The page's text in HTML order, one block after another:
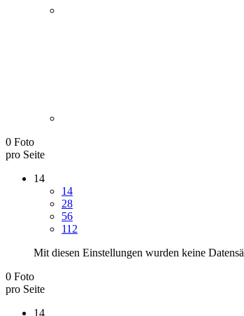
0 Foto
pro Seite
14
14
28
56
112
Mit diesen Einstellungen wurden keine
0 Foto
pro Seite
14